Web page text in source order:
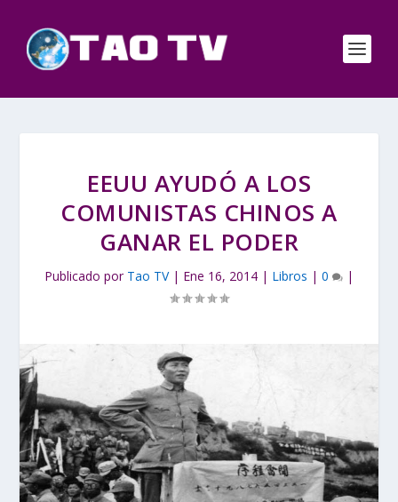
EEUU AYUDÓ A LOS
COMUNISTAS CHINOS A
GANAR EL PODER
Publicado por Tao TV| Ene 16, 2014 | Libros | 0 |